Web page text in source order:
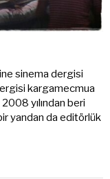
sinema dergisi
kargamecmua
2008 yılından beri
yandan da editörlük